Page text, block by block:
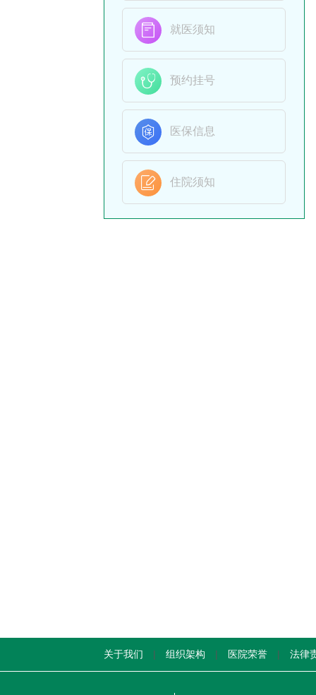
 就医须知
 预约挂号
 医保信息
 住院须知
关于我们 | 组织架构 | 医院荣誉 | 法律